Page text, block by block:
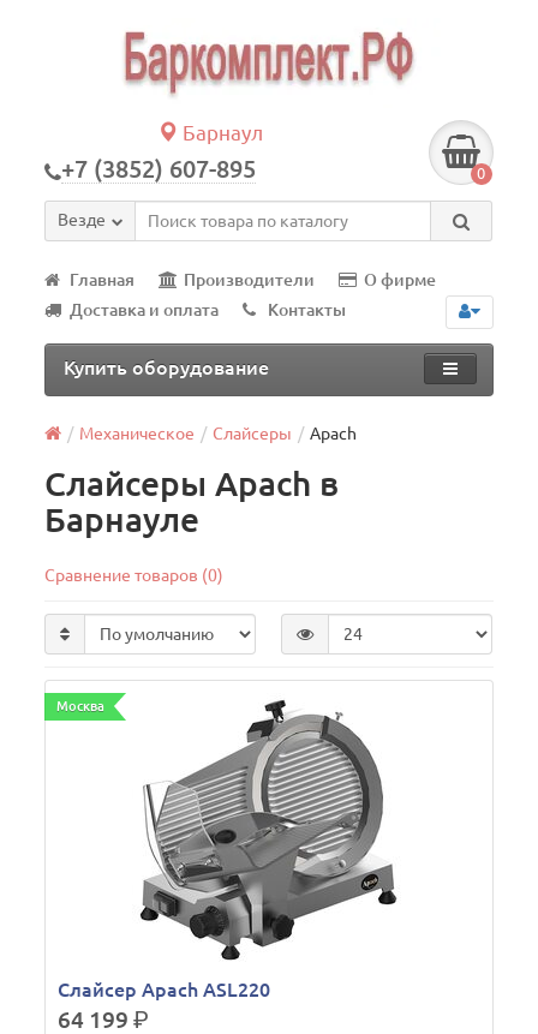
Барнаул
+7 (3852) 607-895 0
Везде
Главная Производители
О фирме
Доставка и оплата
Контакты
Купить оборудование
Механическое Слайсеры Apach
Слайсеры Apach в
Барнауле
Сравнение товаров (0)
Москва
Слайсер Apach ASL220
64 199р.